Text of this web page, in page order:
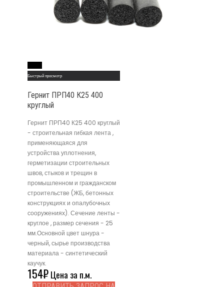
Быстрый просмотр
Гернит ПРП40 К25 400
круглый
Гернит ПРП40 К25 400 круглый
- строительная гибкая лента ,
применяющаяся для
устройства уплотнения,
герметизации строительных
швов, стыков и трещин в
промышленном и гражданском
строительстве (ЖБ, бетонных
конструкциях и опалубочных
сооружениях). Сечение ленты -
круглое , размер сечения - 25
мм.Основной цвет шнура -
черный, сырье производства
материала - синтетический
каучук.
154₽Цена за п.м.